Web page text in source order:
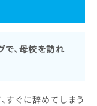
で、母校を訪れ
すぐに辞めてしまう